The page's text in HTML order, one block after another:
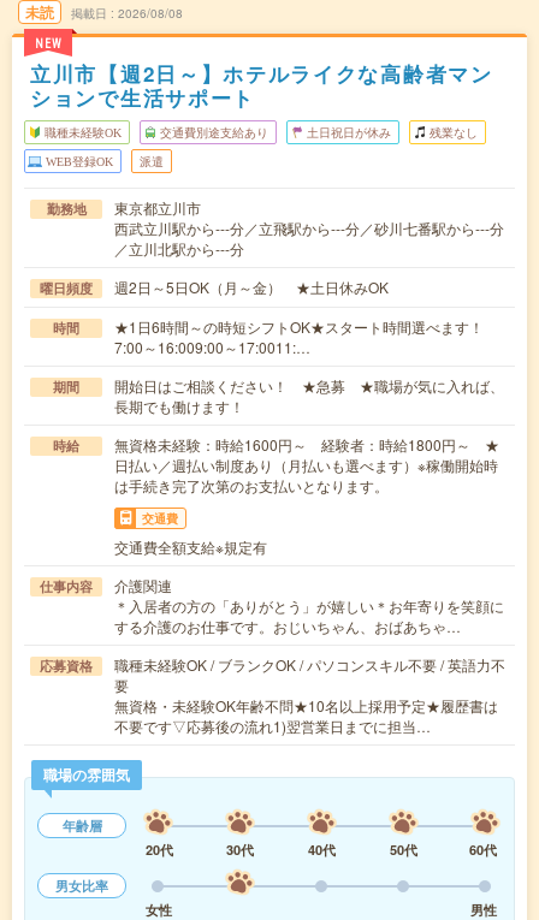
未読
NEW
掲載日 2026/08/08
立川市【週2日～】ホテルライクな高齢者マン
ションで生活サポート
職種未経験OK 交通費別途支給あり 土日祝日が休み 残業なし
WEB登録OK 派遣
勤務地
東京都立川市
西武立川駅から---分／立飛駅から---分／砂川七番駅から---分
／立川北駅から---分
曜日頻度 週2日～5日OK（月～金） ★土日休みOK
時間
★1日6時間～の時短シフトOK★スタート時間選べます！
7:00～16:009:00～17:0011:…
期間
開始日はご相談ください！ ★急募 ★職場が気に入れば、
長期でも働けます！
時給
無資格未経験：時給1600円～ 経験者：時給1800円～ ★
日払い／週払い制度あり（月払いも選べます）※稼働開始時
は手続き完了次第のお支払いとなります。
交通費
交通費全額支給※規定有
仕事内容
介護関連
＊入居者の方の「ありがとう」が嬉しい＊お年寄りを笑顔に
する介護のお仕事です。おじいちゃん、おばあちゃ…
応募資格
職種未経験OK / ブランクOK / パソコンスキル不要 / 英語力不
要
無資格・未経験OK年齢不問★10名以上採用予定★履歴書は
不要です▽応募後の流れ1)翌営業日までに担当…
職場の雰囲気
年齢層
20代
30代 40代 50代
60代
男女比率
女性
男性